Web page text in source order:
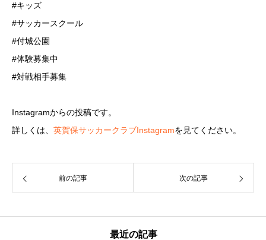
#キッズ
#サッカースクール
#付城公園
#体験募集中
#対戦相手募集
Instagramからの投稿です。
詳しくは、 英賀保サッカークラブInstagramを見てください。
前の記事 次の記事
最近の記事